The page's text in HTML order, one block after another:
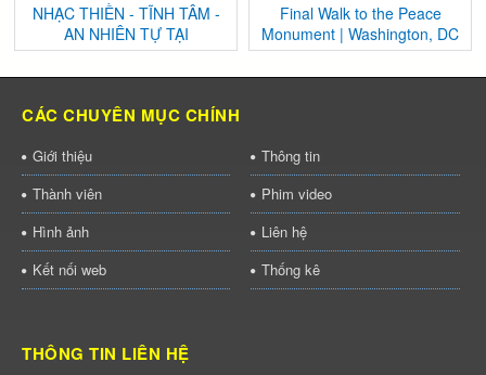
NHẠC THIỀN - TĨNH TÂM -
AN NHIÊN TỰ TẠI
Final Walk to the Peace
Monument | Washington, DC
CÁC CHUYÊN MỤC CHÍNH
Giới thiệu
Thông tin
Thành viên
Phim video
Hình ảnh
Liên hệ
Kết nối web
Thống kê
THÔNG TIN LIÊN HỆ